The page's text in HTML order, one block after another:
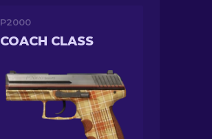
P2000
COACH CLASS